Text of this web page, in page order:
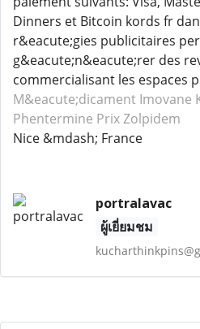
Dinners et Bitcoin kords fr
r&eacute;gies publicitaires
g&eacute;n&eacute;rer des
commercialisant les espaces
M&eacute;dicament Imovane
Phentermine Prix Zolpidem
Nice &mdash; France
portralavac
ผู้เยี่ยมชม